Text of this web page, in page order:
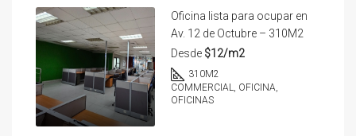
Oficina lista para ocupar en
Av. 12 de Octubre – 310M2
Desde $12/m2
310M2
COMMERCIAL, OFICINA,
OFICINAS